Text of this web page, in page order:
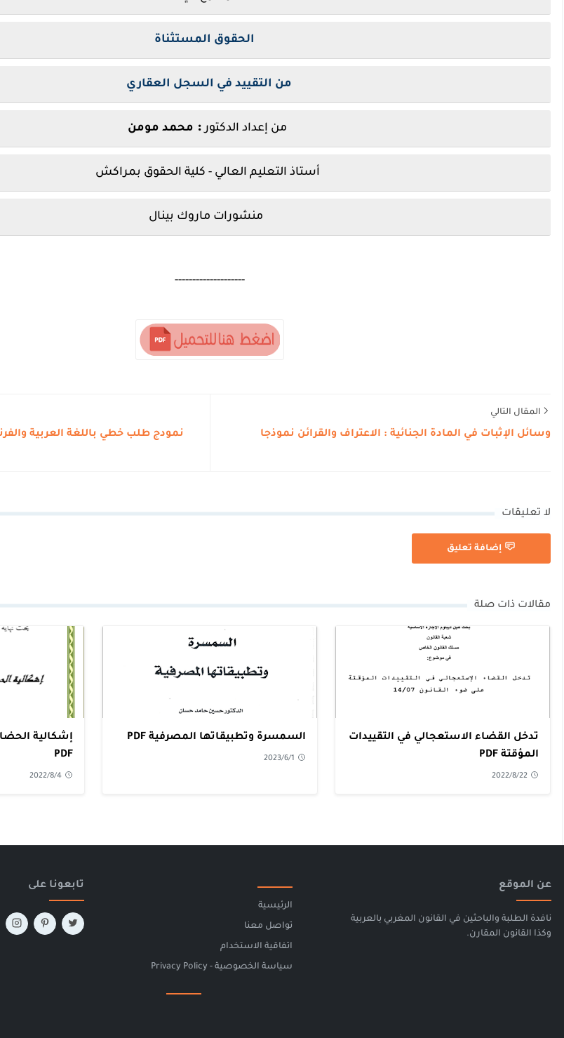
الحقوق المستثناة
من التقييد في السجل العقاري
من إعداد الدكتور: محمد مومن
أستاذ التعليم العالي - كلية الحقوق بمراكش
منشورات ماروك بينال
--------------------
المقال التالي
وسائل الإثبات في المادة الجنائية : الاعتراف والقرائن نموذجا
نمودج طلب خطي باللغة العربية
لا تعليقات
إضافة تعليق
مقالات ذات صلة
تدخل القضاء الاستعجالي في التقييدات
المؤقتة PDF
2022/8/22
السمسرة وتطبيقاتها المصرفية PDF
2023/6/1
إشكالية
PDF
2022/8/4
عن الموقع
نافدة الطلبة والباحثين في القانون المغربي بالعربية
وكذا القانون المقارن.
الرئيسية
تواصل معنا
اتفاقية الاستخدام
سياسة الخصوصية - Privacy Policy
تابعونا على